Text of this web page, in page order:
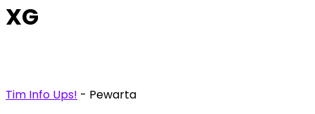
XG
Tim Info Ups! - Pewarta